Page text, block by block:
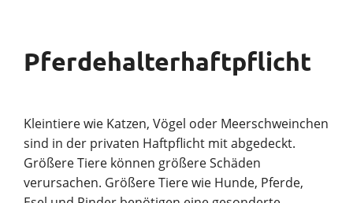
Pferdehalterhaftpflicht
Kleintiere wie Katzen, Vögel oder Meerschweinchen
sind in der privaten Haftpflicht mit abgedeckt.
Größere Tiere können größere Schäden
verursachen. Größere Tiere wie Hunde, Pferde,